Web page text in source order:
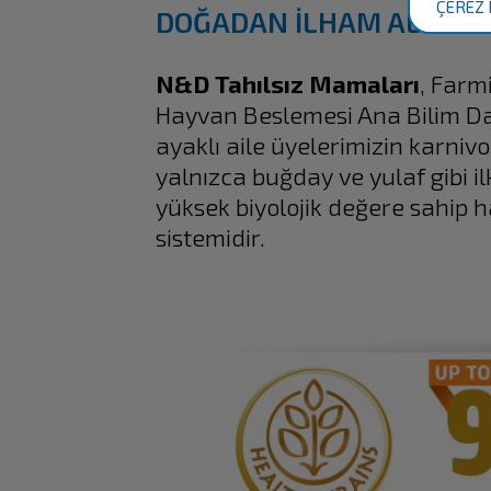
ÇEREZ
DOĞADAN İLHAM
N&D Tahılsız Mamaları ,
Hayvan Beslemesi Ana Bilim
ayaklı aile üyelerimizin
yalnızca buğday ve yulaf gibi
yüksek biyolojik değere sahip
sistemidir.